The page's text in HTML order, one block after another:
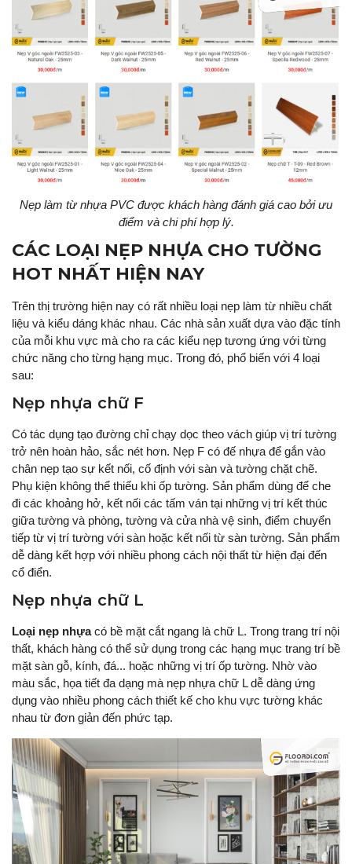
Nẹp làm từ nhựa PVC được khách hàng đánh giá cao bởi ưu
điểm và chi phí hợp lý.
CÁC LOẠI NẸP NHỰA CHO TƯỜNG
HOT NHẤT HIỆN NAY
Trên thị trường hiện nay có rất nhiều loại nẹp làm từ nhiều chất
liệu và kiểu dáng khác nhau. Các nhà sản xuất dựa vào đặc tính
của mỗi khu vực mà cho ra các kiểu nẹp tương ứng với từng
chức năng cho từng hạng mục. Trong đó, phổ biến với 4 loại
sau:
Nẹp nhựa chữ F
Có tác dụng tạo đường chỉ chạy dọc theo vách giúp vị trí tường
trở nên hoàn hảo, sắc nét hơn. Nẹp F có đế nhựa để gắn vào
chân nẹp tạo sự kết nối, cố định với sàn và tường chặt chẽ.
Phụ kiện không thể thiếu khi ốp tường. Sản phẩm dùng để che
đi các khoảng hở, kết nối các tấm ván tại những vị trí kết thúc
giữa tường và phòng, tường và cửa nhà vệ sinh, điểm chuyển
tiếp từ vị trí tường với sàn hoặc kết nối từ sàn tường. Sản phẩm
dễ dàng kết hợp với nhiều phong cách nội thất từ hiện đại đến
cổ điển.
Nẹp nhựa chữ L
Loại nẹp nhựacó bề mặt cắt ngang là chữ L. Trong trang trí nội
thất, khách hàng có thể sử dụng trong các hạng mục trang trí bề
mặt sàn gỗ, kính, đá... hoặc những vị trí ốp tường. Nhờ vào
màu sắc, họa tiết đa dạng mà nẹp nhựa chữ L dễ dàng ứng
dụng vào nhiều phong cách thiết kế cho khu vực tường khác
nhau từ đơn giản đến phức tạp.